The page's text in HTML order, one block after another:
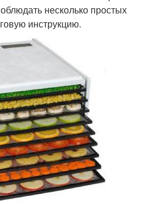
несколько простых
инструкцию.